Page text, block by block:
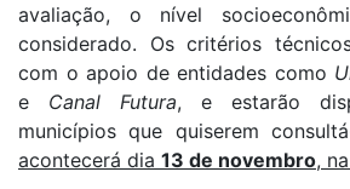
avaliação, o nível
considerado. Os critérios
com o apoio de entidades como
e Canal Futura, e estarão
municípios que quiserem
acontecerá dia 13 de novembro,